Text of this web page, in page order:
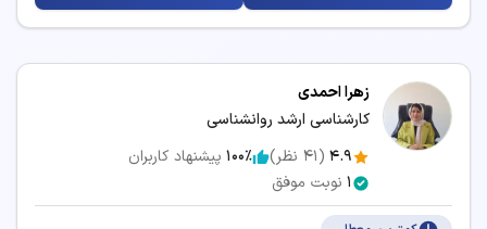
زهرا احمدی
کارشناسی ارشد روانشناسی
4.9
(
41 نظر) 100٪ پیشنهاد کاربران
1 نوبت موفق